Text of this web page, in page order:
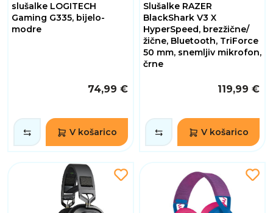
slušalke LOGITECH
Gaming G335, bijelo-
modre
74,99 €
V košarico
Slušalke RAZER
BlackShark V3 X
HyperSpeed, brezžične/
žične, Bluetooth, TriForce
50 mm, snemljiv mikrofon,
črne
119,99 €
V košarico